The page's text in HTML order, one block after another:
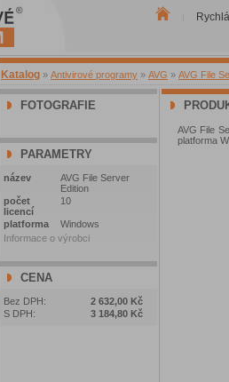
Katalog » Antivirové programy » AVG » AVG File
FOTOGRAFIE
PARAMETRY
název
AVG File Server
Edition
počet
licencí
10
platforma
Windows
Informace o výrobci
CENA
Bez DPH:
2 632,00 Kč
S DPH:
3 184,80 Kč
AVG File
platforma